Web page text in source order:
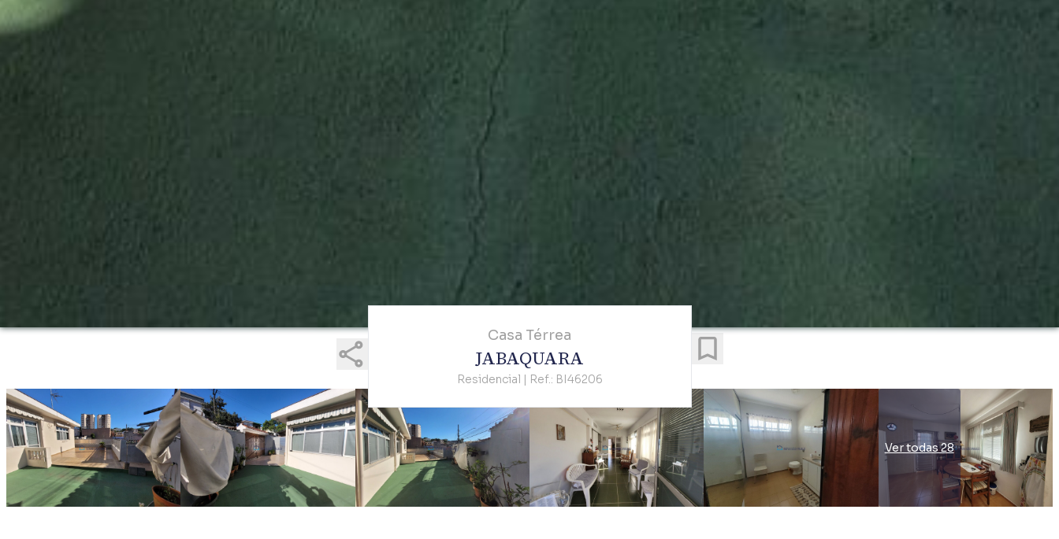
Casa Térrea
JABAQUARA
Residencial | Ref.: BI46206
Ver todas 28